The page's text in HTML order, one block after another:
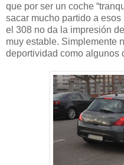
que por ser un coche
sacar mucho partido a
el 308 no da la impresión
muy estable. Simplemente
deportividad como algunos